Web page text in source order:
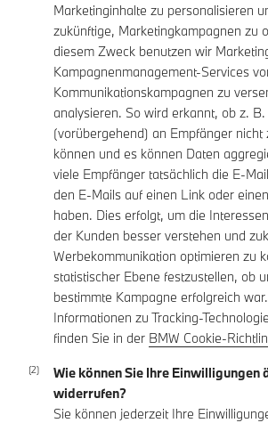
Marketinginhalte zu personalisieren
zukünftige, Marketingkampagnen zu
diesem Zweck benutzen wir
Kampagnenmanagement-Services
Kommunikationskampagnen zu
analysieren. So wird erkannt, ob z.
(vorübergehend) an Empfänger nicht
können und es können Daten
viele Empfänger tatsächlich die E-
den E-Mails auf einen Link oder
haben. Dies erfolgt, um die
der Kunden besser verstehen und
Werbekommunikation optimieren zu
statistischer Ebene festzustellen, ob
bestimmte Kampagne erfolgreich
Informationen zu Tracking-
finden Sie in der BMW Cookie-
Wie können Sie Ihre Einwilligungen
widerrufen?
Sie können jederzeit Ihre